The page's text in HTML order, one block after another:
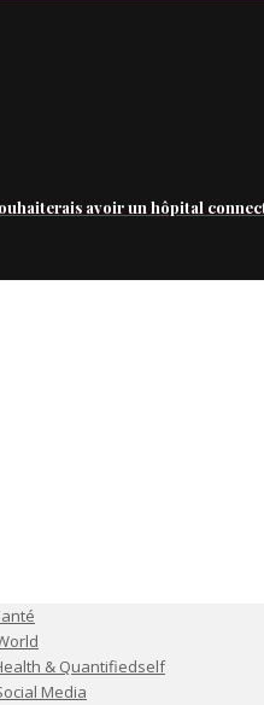
avoir un hôpital
& Quantifiedself
Media